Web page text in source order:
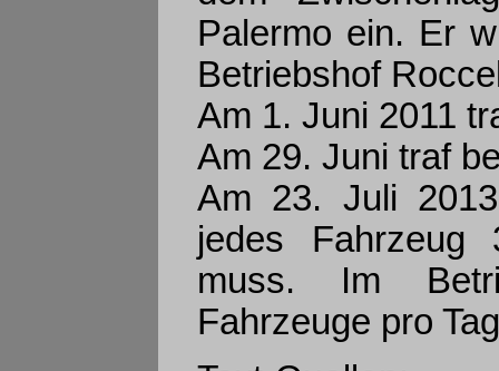
Palermo ein. Er
Betriebshof
Am 1. Juni 2011
Am 29. Juni traf
Am 23. Juli
jedes Fahrzeug
muss. Im
Fahrzeuge pro